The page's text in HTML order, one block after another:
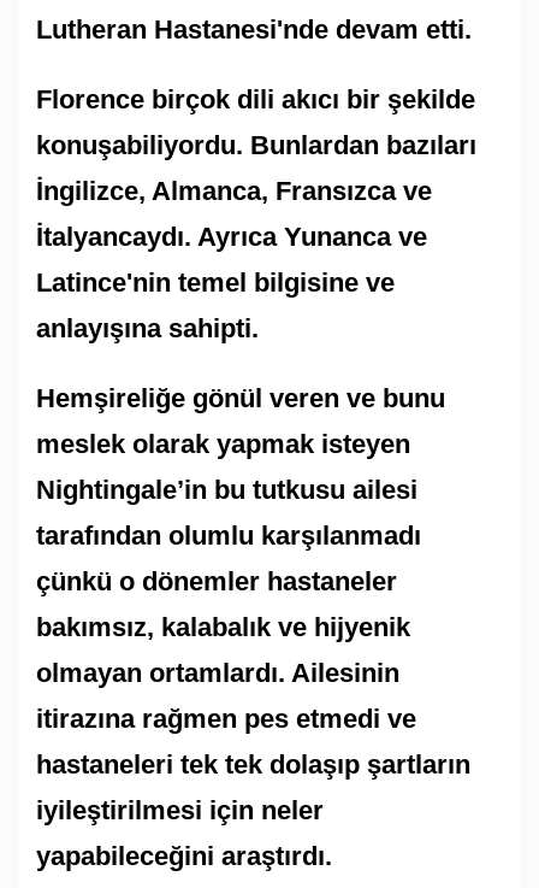
Lutheran Hastanesi'nde devam etti.
Florence birçok dili akıcı bir şekilde
konuşabiliyordu. Bunlardan bazıları
İngilizce, Almanca, Fransızca ve
İtalyancaydı. Ayrıca Yunanca ve
Latince'nin temel bilgisine ve
anlayışına sahipti.
Hemşireliğe gönül veren ve bunu
meslek olarak yapmak isteyen
Nightingale’in bu tutkusu ailesi
tarafından olumlu karşılanmadı
çünkü o dönemler hastaneler
bakımsız, kalabalık ve hijyenik
olmayan ortamlardı. Ailesinin
itirazına rağmen pes etmedi ve
hastaneleri tek tek dolaşıp şartların
iyileştirilmesi için neler
yapabileceğini araştırdı.